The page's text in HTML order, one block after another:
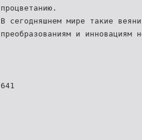
процветанию.
В сегодняшнем мире такие
преобразованиям и инновациям
641